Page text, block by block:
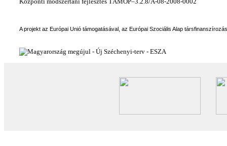
A projekt az Európai Unió támogatásával, az Európai Szociális Alap